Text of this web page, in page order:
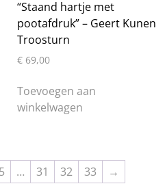
“Staand hartje met
pootafdruk” – Geert Kunen
Troosturn
€ 69,00
Toevoegen aan
winkelwagen
5 … 31 32 33 →